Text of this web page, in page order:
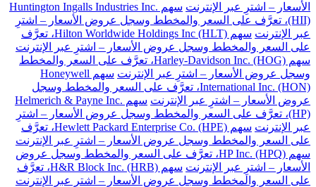
الأسعار – اشترِ عبر الإنترنت
سهم Huntington Ingalls Industries Inc.
(HII)، تعرَّف على السعر والمخطط وسجل عروض الأسعار – اشترِ
عبر الإنترنت
سهم Hilton Worldwide Holdings Inc (HLT)، تعرَّف
على السعر والمخطط وسجل عروض الأسعار – اشترِ عبر الإنترنت
سهم Harley-Davidson Inc. (HOG)، تعرَّف على السعر والمخطط
وسجل عروض الأسعار – اشترِ عبر الإنترنت
سهم Honeywell
International Inc. (HON)، تعرَّف على السعر والمخطط وسجل
عروض الأسعار – اشترِ عبر الإنترنت
سهم Helmerich & Payne Inc.
(HP)، تعرَّف على السعر والمخطط وسجل عروض الأسعار – اشترِ
عبر الإنترنت
سهم Hewlett Packard Enterprise Co. (HPE)، تعرَّف
على السعر والمخطط وسجل عروض الأسعار – اشترِ عبر الإنترنت
سهم HP Inc. (HPQ)، تعرَّف على السعر والمخطط وسجل عروض
الأسعار – اشترِ عبر الإنترنت
سهم H&R Block Inc. (HRB)، تعرَّف
على السعر والمخطط وسجل عروض الأسعار – اشترِ عبر الإنترنت